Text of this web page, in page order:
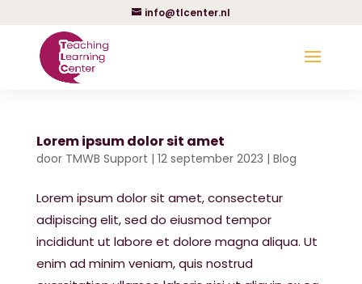
info@tlcenter.nl
Lorem ipsum dolor sit amet
door TMWB Support | 12 september 2023 | Blog
Lorem ipsum dolor sit amet, consectetur
adipiscing elit, sed do eiusmod tempor
incididunt ut labore et dolore magna aliqua. Ut
enim ad minim veniam, quis nostrud